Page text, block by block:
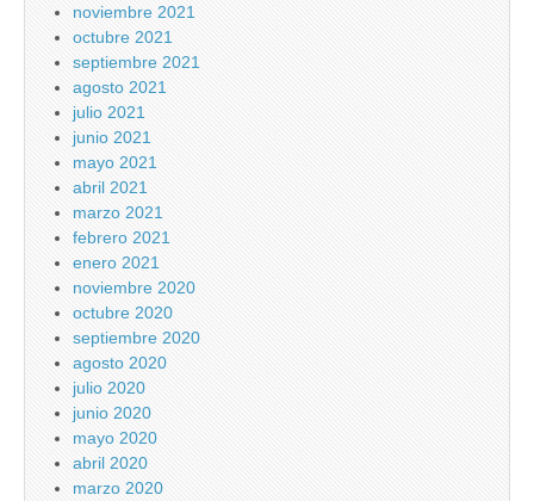
noviembre 2021
octubre 2021
septiembre 2021
agosto 2021
julio 2021
junio 2021
mayo 2021
abril 2021
marzo 2021
febrero 2021
enero 2021
noviembre 2020
octubre 2020
septiembre 2020
agosto 2020
julio 2020
junio 2020
mayo 2020
abril 2020
marzo 2020